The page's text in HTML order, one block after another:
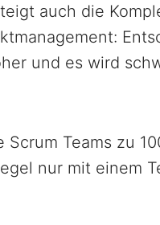
auch die
und es wird
Teams zu
nur mit einem